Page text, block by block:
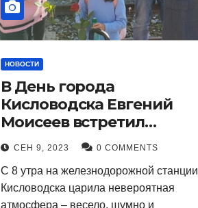
НОВОСТИ
В День города
Кисловодска Евгений
Моисеев встретил
прибывший поезд с
туристами.
СЕН 9, 2023 0 COMMENTS
С 8 утра на железнодорожной станции
Кисловодска царила невероятная
атмосфера – весело, шумно и